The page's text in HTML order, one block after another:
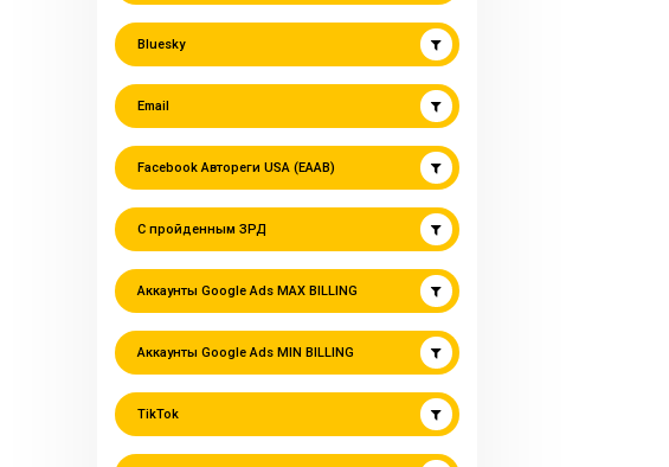
Bluesky
Email
Facebook Автореги USA (EAAB)
С пройденным ЗРД
Аккаунты Google Ads MAX BILLING
Аккаунты Google Ads MIN BILLING
TikTok